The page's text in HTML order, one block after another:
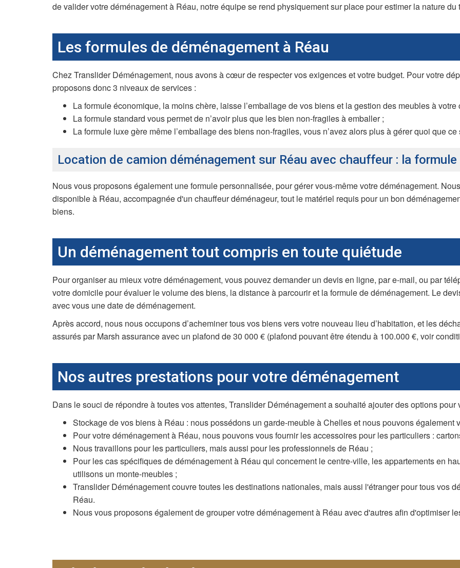
de valider votre déménagement à Réau, notre équipe se rend physiquement sur place pour estimer la nature
Les formules de déménagement à Réau
Chez Translider Déménagement, nous avons à cœur de respecter vos exigences et votre budget. Pour votre
proposons donc 3 niveaux de services :
La formule économique, la moins chère, laisse l’emballage de vos biens et la gestion des meubles à votre
La formule standard vous permet de n’avoir plus que les bien non-fragiles à emballer ;
La formule luxe gère même l’emballage des biens non-fragiles, vous n’avez alors plus à gérer quoi que ce
Location de camion déménagement sur Réau avec chauffeur : la
Nous vous proposons également une formule personnalisée, pour gérer vous-même votre déménagement.
disponible à Réau, accompagnée d'un chauffeur déménageur, tout le matériel requis pour un bon
biens.
Un déménagement tout compris en toute quiétude
Pour organiser au mieux votre déménagement, vous pouvez demander un devis en ligne, par e-mail, ou par
votre domicile pour évaluer le volume des biens, la distance à parcourir et la formule de déménagement. Le
avec vous une date de déménagement.
Après accord, nous nous occupons d’acheminer tous vos biens vers votre nouveau lieu d’habitation, et les
assurés par Marsh assurance avec un plafond de 30 000 € (plafond pouvant être étendu à 100.000 €, voir
Nos autres prestations pour votre déménagement
Dans le souci de répondre à toutes vos attentes, Translider Déménagement a souhaité ajouter des options
Stockage de vos biens à Réau : nous possédons un garde-meuble à Chelles et nous pouvons également
Pour votre déménagement à Réau, nous pouvons vous fournir les accessoires pour les particuliers :
Nous travaillons pour les particuliers, mais aussi pour les professionnels de Réau ;
Pour les cas spécifiques de déménagement à Réau qui concernent le centre-ville, les appartements en
utilisons un monte-meubles ;
Translider Déménagement couvre toutes les destinations nationales, mais aussi l'étranger pour tous vos
Réau.
Nous vous proposons également de grouper votre déménagement à Réau avec d'autres afin d'optimiser